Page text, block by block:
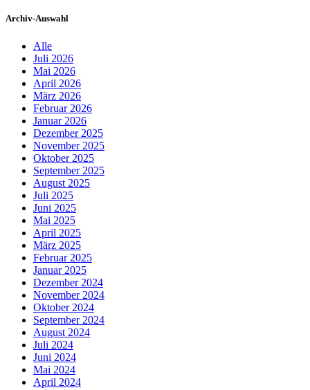
Archiv-Auswahl
Alle
Juli 2026
Mai 2026
April 2026
März 2026
Februar 2026
Januar 2026
Dezember 2025
November 2025
Oktober 2025
September 2025
August 2025
Juli 2025
Juni 2025
Mai 2025
April 2025
März 2025
Februar 2025
Januar 2025
Dezember 2024
November 2024
Oktober 2024
September 2024
August 2024
Juli 2024
Juni 2024
Mai 2024
April 2024